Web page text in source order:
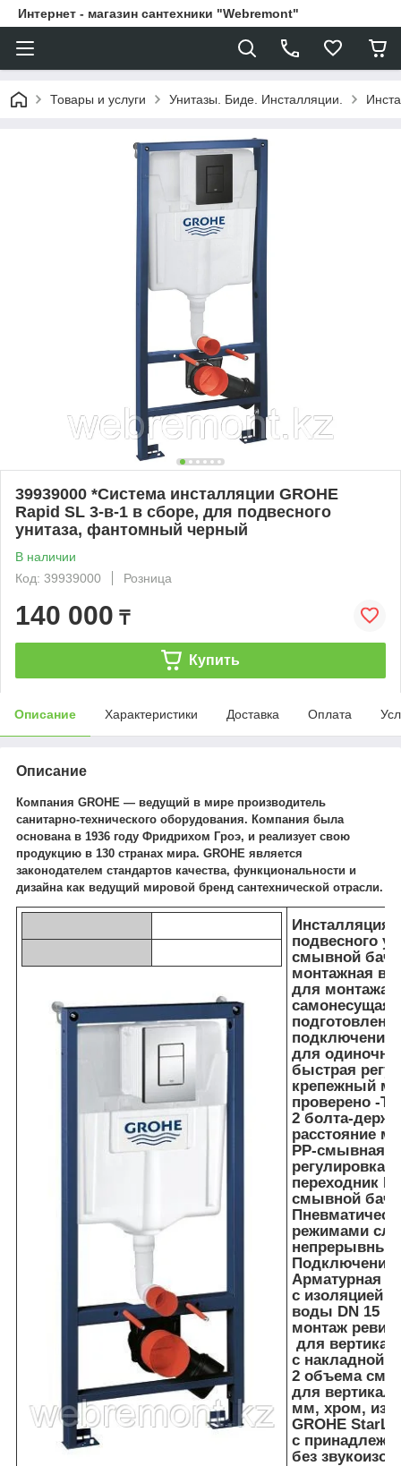
Интернет - магазин сантехники "Webremont"
Товары и услуги Унитазы. Биде. Инсталляции.
39939000 *Система инсталляции GROHE
Rapid SL 3-в-1 в сборе, для подвесного
унитаза, фантомный черный
В наличии
Код: 39939000
Розница
140 000 ₸
Купить
Описание Характеристики Доставка Оплата
Описание
Компания GROHE — ведущий в мире производитель
санитарно-технического оборудования. Компания была
основана в 1936 году Фридрихом Гроэ, и реализует свою
продукцию в 130 странах мира. GROHE является
законодателем стандартов качества, функциональности и
дизайна как ведущий мировой бренд сантехнической отрасли.
Инсталляция
подвесного
смывной
монтажная
для монтажа
самонесущая
подключения
для
быстрая
крепежный
проверено -
2 болта-
расстояние
PP-смывная
регулировка
переходник
смывной
режимами
непрерывный
Подключение
Арматурная
с изоляцией
воды DN 15
монтаж
для
с накладной
2 объема
для
мм, хром, из
GROHE
с
без